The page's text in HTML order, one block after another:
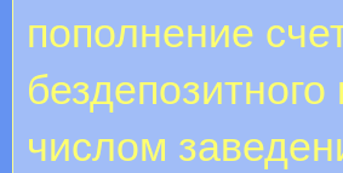
пополнение
числом